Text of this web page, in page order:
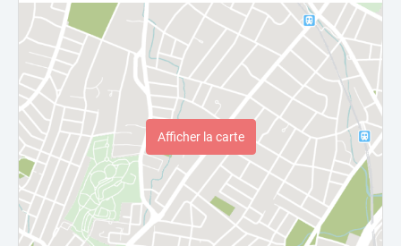
Afficher la carte